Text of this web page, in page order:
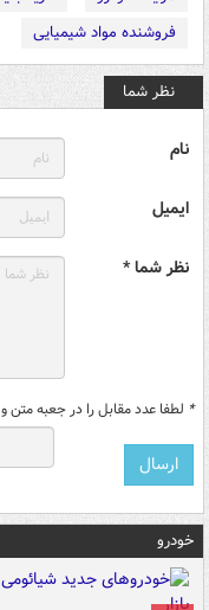
فروشنده مواد شیمیایی
نظر شما
نام
ایمیل
نظر شما *
* لطفا عدد مقابل را در جعبه متن
خودرو